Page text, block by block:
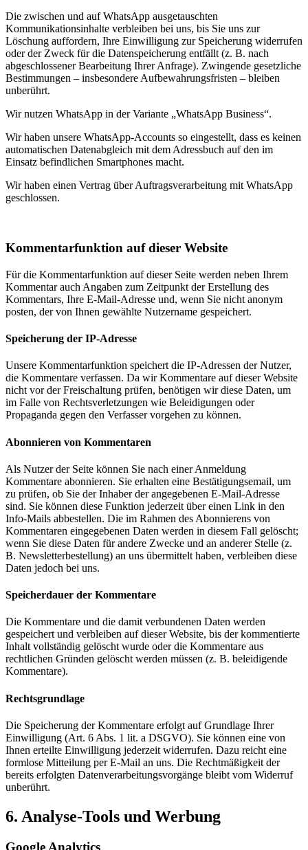
Die zwischen und auf WhatsApp ausgetauschten
Kommunikationsinhalte verbleiben bei uns, bis Sie uns zur
Löschung auffordern, Ihre Einwilligung zur Speicherung widerrufen
oder der Zweck für die Datenspeicherung entfällt (z. B. nach
abgeschlossener Bearbeitung Ihrer Anfrage). Zwingende gesetzliche
Bestimmungen – insbesondere Aufbewahrungsfristen – bleiben
unberührt.
Wir nutzen WhatsApp in der Variante „WhatsApp Business“.
Wir haben unsere WhatsApp-Accounts so eingestellt, dass es keinen
automatischen Datenabgleich mit dem Adressbuch auf den im
Einsatz befindlichen Smartphones macht.
Wir haben einen Vertrag über Auftragsverarbeitung mit WhatsApp
geschlossen.
Kommentar­funktion auf dieser Website
Für die Kommentarfunktion auf dieser Seite werden neben Ihrem
Kommentar auch Angaben zum Zeitpunkt der Erstellung des
Kommentars, Ihre E-Mail-Adresse und, wenn Sie nicht anonym
posten, der von Ihnen gewählte Nutzername gespeichert.
Speicherung der IP-Adresse
Unsere Kommentarfunktion speichert die IP-Adressen der Nutzer,
die Kommentare verfassen. Da wir Kommentare auf dieser Website
nicht vor der Freischaltung prüfen, benötigen wir diese Daten, um
im Falle von Rechtsverletzungen wie Beleidigungen oder
Propaganda gegen den Verfasser vorgehen zu können.
Abonnieren von Kommentaren
Als Nutzer der Seite können Sie nach einer Anmeldung
Kommentare abonnieren. Sie erhalten eine Bestätigungsemail, um
zu prüfen, ob Sie der Inhaber der angegebenen E-Mail-Adresse
sind. Sie können diese Funktion jederzeit über einen Link in den
Info-Mails abbestellen. Die im Rahmen des Abonnierens von
Kommentaren eingegebenen Daten werden in diesem Fall gelöscht;
wenn Sie diese Daten für andere Zwecke und an anderer Stelle (z.
B. Newsletterbestellung) an uns übermittelt haben, verbleiben diese
Daten jedoch bei uns.
Speicherdauer der Kommentare
Die Kommentare und die damit verbundenen Daten werden
gespeichert und verbleiben auf dieser Website, bis der kommentierte
Inhalt vollständig gelöscht wurde oder die Kommentare aus
rechtlichen Gründen gelöscht werden müssen (z. B. beleidigende
Kommentare).
Rechtsgrundlage
Die Speicherung der Kommentare erfolgt auf Grundlage Ihrer
Einwilligung (Art. 6 Abs. 1 lit. a DSGVO). Sie können eine von
Ihnen erteilte Einwilligung jederzeit widerrufen. Dazu reicht eine
formlose Mitteilung per E-Mail an uns. Die Rechtmäßigkeit der
bereits erfolgten Datenverarbeitungsvorgänge bleibt vom Widerruf
unberührt.
6. Analyse-Tools und Werbung
Google Analytics